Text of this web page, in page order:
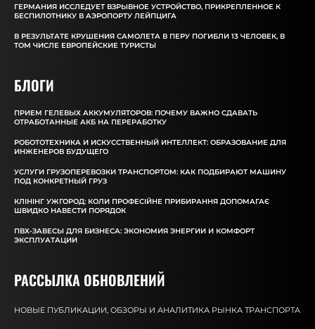
ГЕРМАНИЯ ИССЛЕДУЕТ ВЗРЫВНОЕ УСТРОЙСТВО, ПРИКРЕПЛЕННОЕ К
БЕСПИЛОТНИКУ В АЭРОПОРТУ ЛЕЙПЦИГА
В РЕЗУЛЬТАТЕ КРУШЕНИЯ САМОЛЕТА В ПЕРУ ПОГИБЛИ 13 ЧЕЛОВЕК, В
ТОМ ЧИСЛЕ ЕВРОПЕЙСКИЕ ТУРИСТЫ
БЛОГИ
ПРИЕМ ГЕЛЕВЫХ АККУМУЛЯТОРОВ: ПОЧЕМУ ВАЖНО СДАВАТЬ
ОТРАБОТАННЫЕ АКБ НА ПЕРЕРАБОТКУ
РОБОТОТЕХНИКА И ИСКУССТВЕННЫЙ ИНТЕЛЛЕКТ: ОБРАЗОВАНИЕ ДЛЯ
ИНЖЕНЕРОВ БУДУЩЕГО
УСЛУГИ ГРУЗОПЕРЕВОЗКИ ТРАНСПОРТОМ: КАК ПОДБИРАЮТ МАШИНУ
ПОД КОНКРЕТНЫЙ ГРУЗ
КЛІНІНГ УЖГОРОД: КОЛИ ПРОФЕСІЙНЕ ПРИБИРАННЯ ДОПОМАГАЄ
ШВИДКО НАВЕСТИ ПОРЯДОК
ПВХ-ЗАВЕСЫ ДЛЯ БИЗНЕСА: ЭКОНОМИЯ ЭНЕРГИИ И КОМФОРТ
ЭКСПЛУАТАЦИИ
РАССЫЛКА ОБНОВЛЕНИЙ
НОВЫЕ ПУБЛИКАЦИИ, ОБЗОРЫ И АНАЛИТИКА РЫНКА ТРАНСПОРТА